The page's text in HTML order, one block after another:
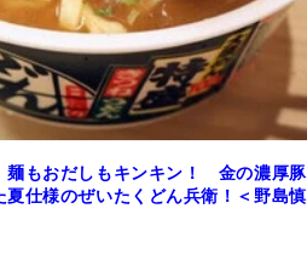
麺もおだしもキンキン！ 金の濃厚豚
仕様のぜいたくどん兵衛！＜野島慎